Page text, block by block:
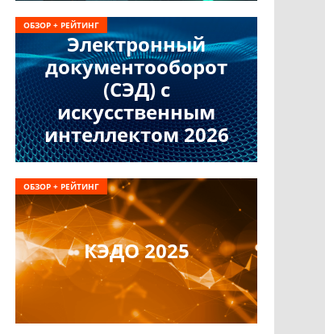
Электронный
документооборот
(СЭД) с
искусственным
интеллектом 2026
ОБЗОР + РЕЙТИНГ
КЭДО 2025
ОБЗОР + РЕЙТИНГ